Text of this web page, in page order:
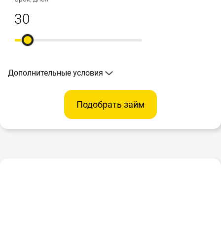
Дополнительные условия
Подобрать займ